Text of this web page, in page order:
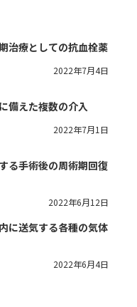
治療としての抗血栓薬
2022年7月4日
備えた複数の介入
2022年7月1日
る手術後の周術期回復
2022年6月12日
に送気する各種の気体
2022年6月4日